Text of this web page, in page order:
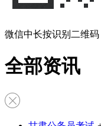
微信中长按识别二维码
全部资讯